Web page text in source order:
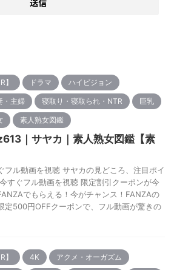
】 ドラマ ハイビジョン
・主婦 寝取り・寝取られ・NTR 巨乳
素人熟女図鑑
｜サヤカ｜素人熟女図鑑【素
フル動画を視聴 サヤカの見どころ、注目ポイ
すぐフル動画を視聴 限定割引クーポンが今
でもらえる！今がチャンス！FANZAの
定500円OFFクーポンで、フル動画が驚きの
】 4K アクメ・オーガズム